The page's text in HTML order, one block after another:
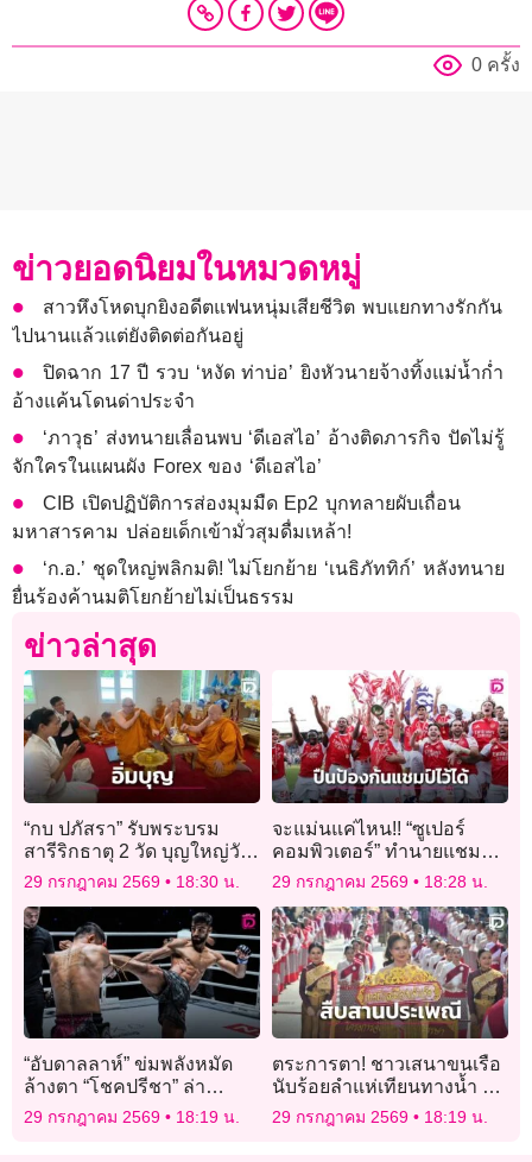
0 ครั้ง
ข่าวยอดนิยมในหมวดหมู่
สาวหึงโหดบุกยิงอดีตแฟนหนุ่มเสียชีวิต พบแยกทางรักกัน
ไปนานแล้วแต่ยังติดต่อกันอยู่
ปิดฉาก 17 ปี รวบ ‘หงัด ท่าบ่อ’ ยิงหัวนายจ้างทิ้งแม่น้ำก่ำ
อ้างแค้นโดนด่าประจำ
‘ภาวุธ’ ส่งทนายเลื่อนพบ ‘ดีเอสไอ’ อ้างติดภารกิจ ปัดไม่รู้
จักใครในแผนผัง Forex ของ ‘ดีเอสไอ’
CIB เปิดปฏิบัติการส่องมุมมืด Ep2 บุกทลายผับเถื่อน
มหาสารคาม ปล่อยเด็กเข้ามั่วสุมดื่มเหล้า!
‘ก.อ.’ ชุดใหญ่พลิกมติ! ไม่โยกย้าย ‘เนธิภัททิก์’ หลังทนาย
ยื่นร้องค้านมติโยกย้ายไม่เป็นธรรม
ข่าวล่าสุด
“กบ ปภัสรา” รับพระบรม
สารีริกธาตุ 2 วัด บุญใหญ่วัน
อาสาฬหบูชา สืบสาน
พระพุทธศาสนา
29 กรกฎาคม 2569 18:30 น.
จะแม่นแค่ไหน!! “ซูเปอร์
คอมพิวเตอร์” ทำนายแชมป์
พรีเมียร์ลีก “ปืนใหญ่” ป้องกัน
ไว้ได้อีกสมัย
29 กรกฎาคม 2569 18:28 น.
“อับดาลลาห์” ข่มพลังหมัด
ล้างตา “โชคปรีชา” ล่า
โอกาสชิงแชมป์
29 กรกฎาคม 2569 18:19 น.
ตระการตา! ชาวเสนาขนเรือ
นับร้อยลำแห่เทียนทางน้ำ ยก
ทัพนางรำ 2 พันชีวิตรำทาง
บกสุดยิ่งใหญ่ฉลองเข้า
29 กรกฎาคม 2569 18:19 น.